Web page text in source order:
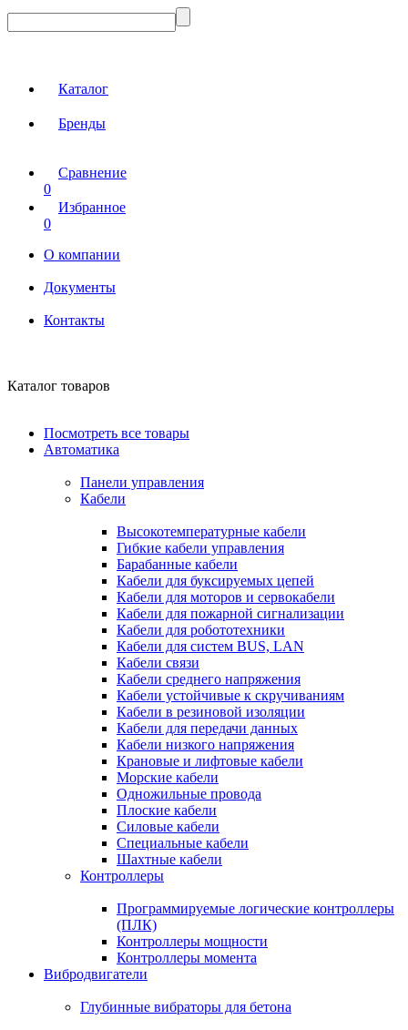
Каталог
Бренды
Сравнение
0
Избранное
0
О компании
Документы
Контакты
Каталог товаров
Посмотреть все товары
Автоматика
Панели управления
Кабели
Высокотемпературные кабели
Гибкие кабели управления
Барабанные кабели
Кабели для буксируемых цепей
Кабели для моторов и сервокабели
Кабели для пожарной сигнализации
Кабели для робототехники
Кабели для систем BUS, LAN
Кабели связи
Кабели среднего напряжения
Кабели устойчивые к скручиваниям
Кабели в резиновой изоляции
Кабели для передачи данных
Кабели низкого напряжения
Крановые и лифтовые кабели
Морские кабели
Одножильные провода
Плоские кабели
Силовые кабели
Специальные кабели
Шахтные кабели
Контроллеры
Программируемые логические контроллеры
(ПЛК)
Контроллеры мощности
Контроллеры момента
Вибродвигатели
Глубинные вибраторы для бетона